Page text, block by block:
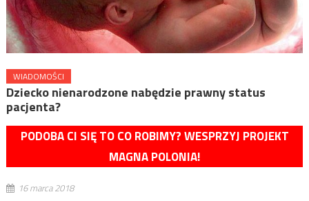
WIADOMOŚCI
Dziecko nienarodzone nabędzie prawny status
pacjenta?
PODOBA CI SIĘ TO CO ROBIMY? WESPRZYJ PROJEKT
MAGNA POLONIA!
16 marca 2018